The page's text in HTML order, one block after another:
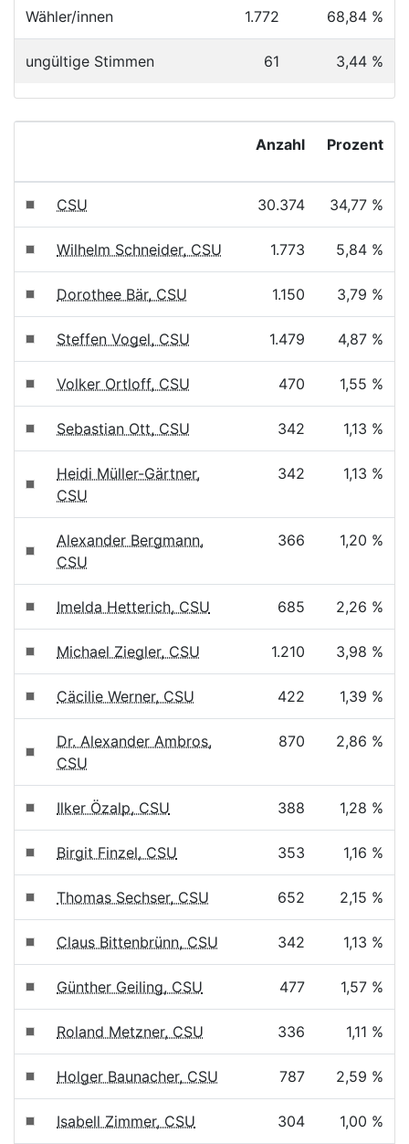
Wähler/innen 1.772 68,84 %
ungültige Stimmen 61 3,44 %
Anzahl Prozent
CSU 30.374 34,77 %
Wilhelm Schneider, CSU 1.773 5,84 %
Dorothee Bär, CSU 1.150 3,79 %
Steffen Vogel, CSU 1.479 4,87 %
Volker Ortloff, CSU 470 1,55 %
Sebastian Ott, CSU 342 1,13 %
Heidi Müller-Gärtner,
CSU
342 1,13 %
Alexander Bergmann,
CSU
366 1,20 %
Imelda Hetterich, CSU 685 2,26 %
Michael Ziegler, CSU 1.210 3,98 %
Cäcilie Werner, CSU 422 1,39 %
Dr. Alexander Ambros,
CSU
870 2,86 %
Ilker Özalp, CSU 388 1,28 %
Birgit Finzel, CSU 353 1,16 %
Thomas Sechser, CSU 652 2,15 %
Claus Bittenbrünn, CSU 342 1,13 %
Günther Geiling, CSU 477 1,57 %
Roland Metzner, CSU 336 1,11 %
Holger Baunacher, CSU 787 2,59 %
Isabell Zimmer, CSU 304 1,00 %